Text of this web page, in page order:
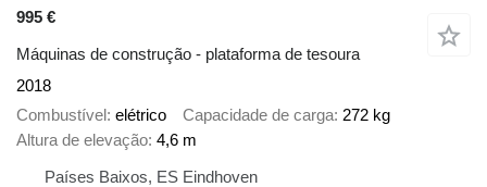
995 €
Máquinas de construção - plataforma de tesoura
2018
Combustível elétrico Capacidade de carga 272 kg
Altura de elevação 4,6 m
Países Baixos, ES Eindhoven